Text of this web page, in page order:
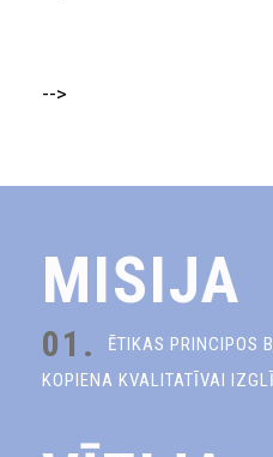
-->
MISIJA
01.
ĒTIKAS PRINCIPOS
KOPIENA KVALITATĪVAI